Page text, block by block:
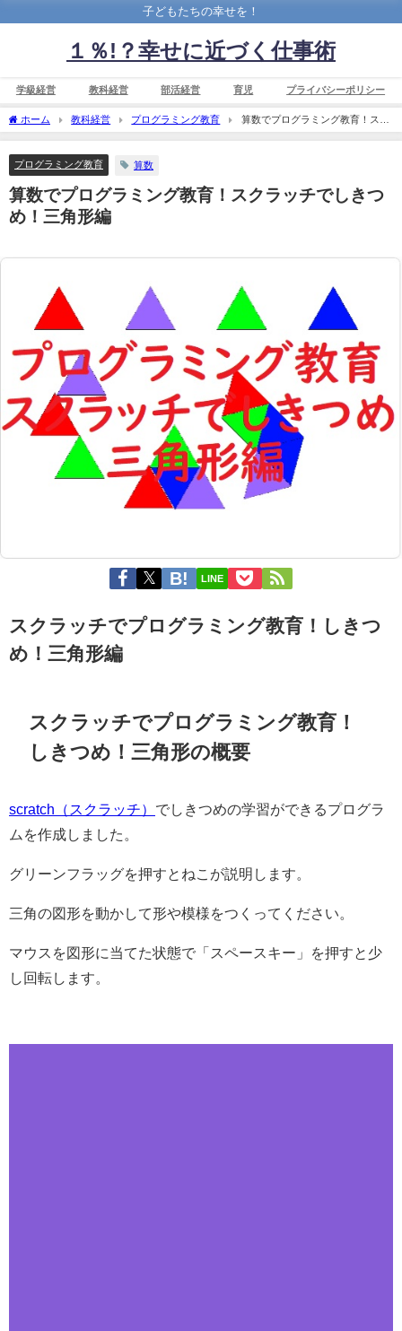
子どもたちの幸せを！
１％!？幸せに近づく仕事術
学級経営 教科経営 部活経営 育児 プライバシーポリシー
ホーム 教科経営 プログラミング教育
算数でプログラミング教育！スク
ラッチでしきつめ！三角形編
プログラミング教育 算数
算数でプログラミング教育！スクラッチでしきつ
め！三角形編
LINE
スクラッチでプログラミング教育！しきつ
め！三角形編
スクラッチでプログラミング教育！
しきつめ！三角形の概要
scratch（スクラッチ） でしきつめの学習ができるプログラ
ムを作成しました。
グリーンフラッグを押すとねこが説明します。
三角の図形を動かして形や模様をつくってください。
マウスを図形に当てた状態で「スペースキー」を押すと少
し回転します。